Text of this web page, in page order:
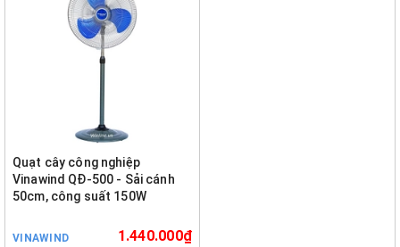
Quạt cây công nghiệp
Vinawind QĐ-500 - Sải cánh
50cm, công suất 150W
VINAWIND 1.440.000₫